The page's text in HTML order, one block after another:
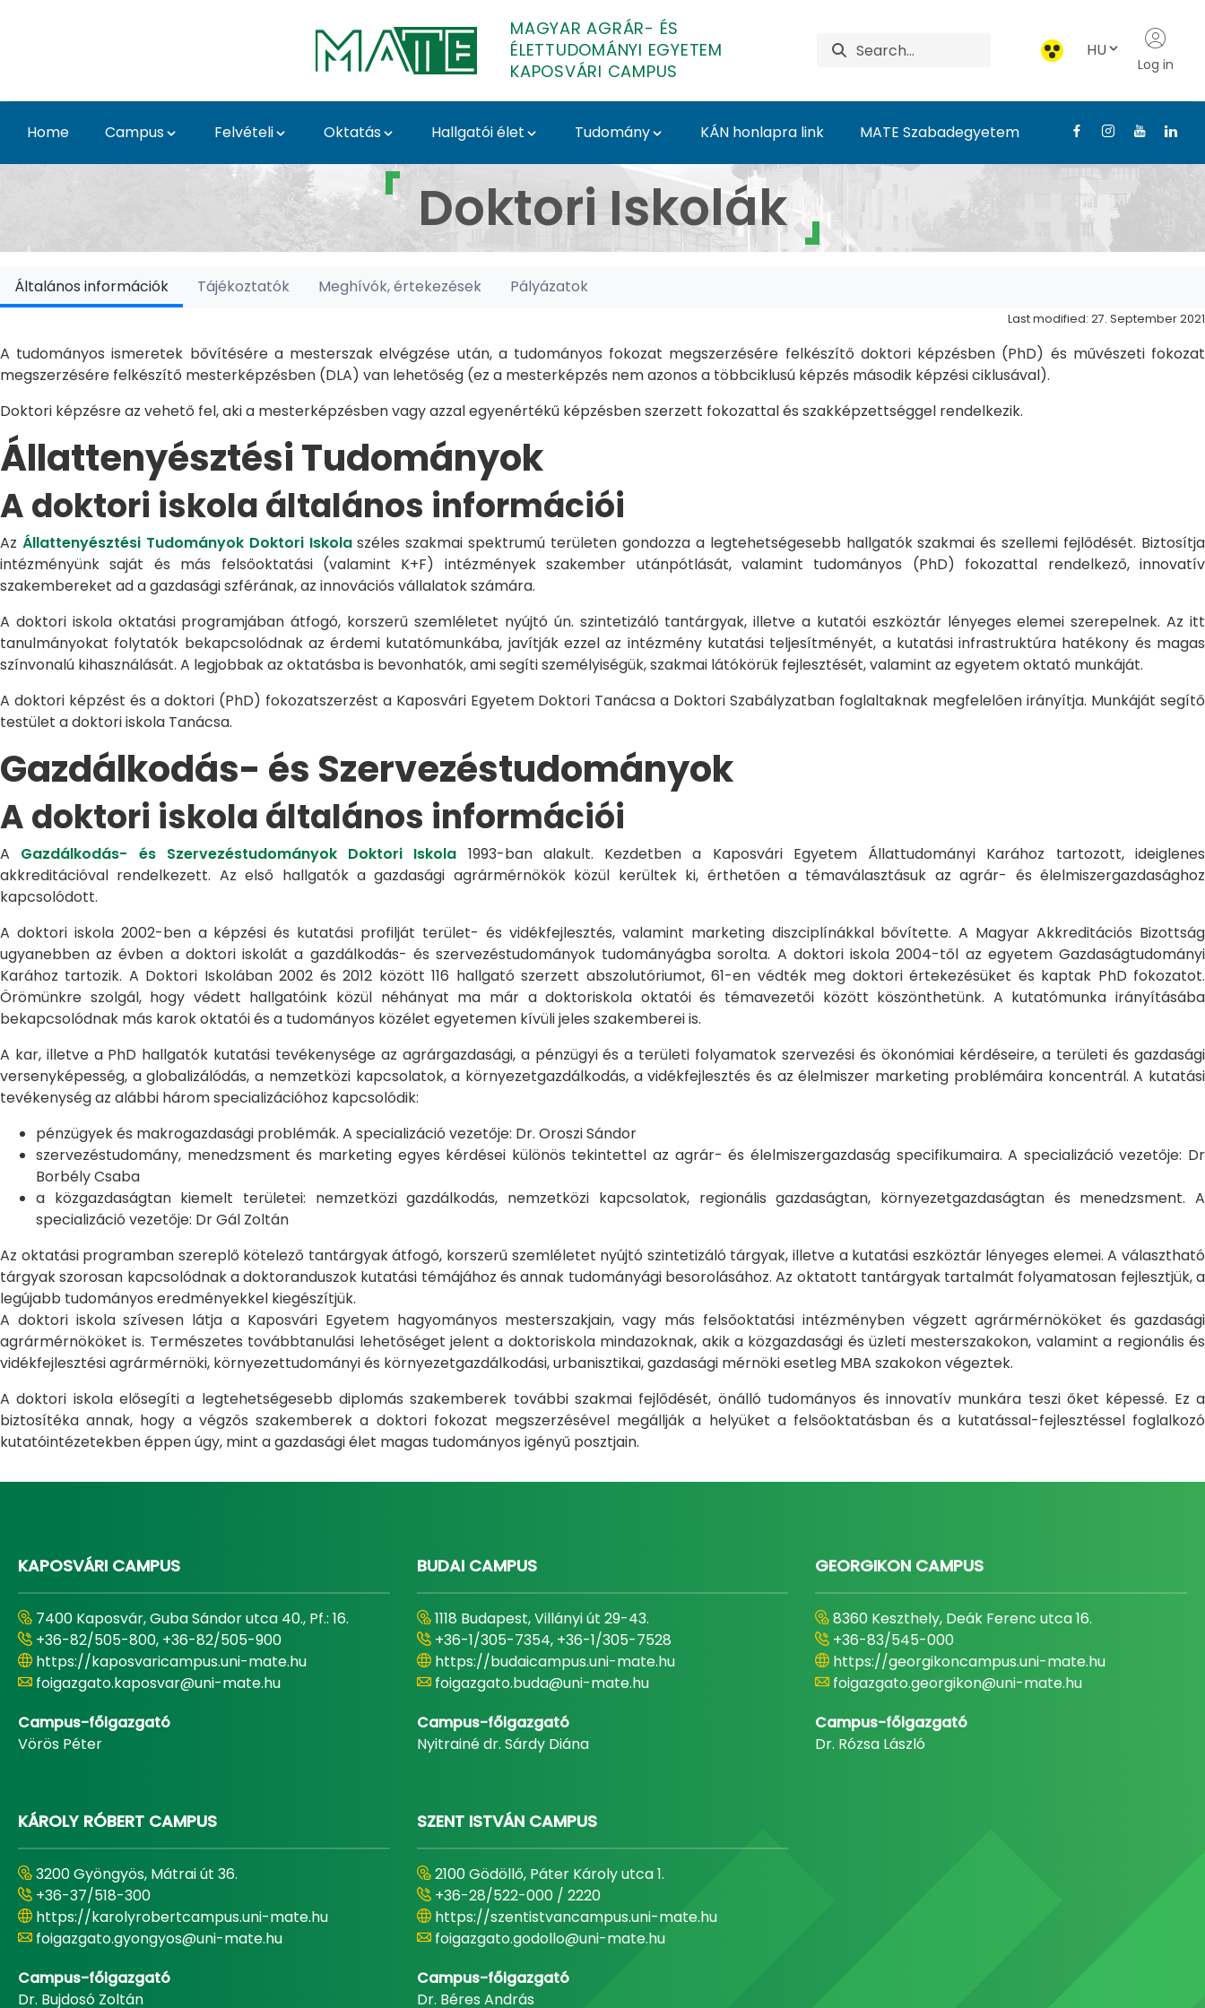
MAGYAR AGRÁR- ÉS
ÉLETTUDOMÁNYI EGYETEM
KAPOSVÁRI CAMPUS
HU
Log in
Home Campus Felvételi Oktatás Hallgatói élet Tudomány KÁN honlapra link MATE Szabadegyetem
Doktori Iskolák - Kaposvári Campus
Doktori Iskolák
Általános információk Tájékoztatók Meghívók, értekezések Pályázatok
Last modified: 27. September 2021
A tudományos ismeretek bővítésére a mesterszak elvégzése után, a tudományos fokozat megszerzésére felkészítő doktori képzésben (PhD) és művészeti fokozat
megszerzésére felkészítő mesterképzésben (DLA) van lehetőség (ez a mesterképzés nem azonos a többciklusú képzés második képzési ciklusával).
Doktori képzésre az vehető fel, aki a mesterképzésben vagy azzal egyenértékű képzésben szerzett fokozattal és szakképzettséggel rendelkezik.
Állattenyésztési Tudományok
A doktori iskola általános információi
Az Állattenyésztési Tudományok Doktori Iskolaszéles szakmai spektrumú területen gondozza a legtehetségesebb hallgatók szakmai és szellemi fejlődését. Biztosítja
intézményünk saját és más felsőoktatási (valamint K+F) intézmények szakember utánpótlását, valamint tudományos (PhD) fokozattal rendelkező, innovatív
szakembereket ad a gazdasági szférának, az innovációs vállalatok számára.
A doktori iskola oktatási programjában átfogó, korszerű szemléletet nyújtó ún. szintetizáló tantárgyak, illetve a kutatói eszköztár lényeges elemei szerepelnek. Az itt
tanulmányokat folytatók bekapcsolódnak az érdemi kutatómunkába, javítják ezzel az intézmény kutatási teljesítményét, a kutatási infrastruktúra hatékony és magas
színvonalú kihasználását. A legjobbak az oktatásba is bevonhatók, ami segíti személyiségük, szakmai látókörük fejlesztését, valamint az egyetem oktató munkáját.
A doktori képzést és a doktori (PhD) fokozatszerzést a Kaposvári Egyetem Doktori Tanácsa a Doktori Szabályzatban foglaltaknak megfelelően irányítja. Munkáját segítő
testület a doktori iskola Tanácsa.
Gazdálkodás- és Szervezéstudományok
A doktori iskola általános információi
A Gazdálkodás- és Szervezéstudományok Doktori Iskola 1993-ban alakult. Kezdetben a Kaposvári Egyetem Állattudományi Karához tartozott, ideiglenes
akkreditációval rendelkezett. Az első hallgatók a gazdasági agrármérnökök közül kerültek ki, érthetően a témaválasztásuk az agrár- és élelmiszergazdasághoz
kapcsolódott.
A doktori iskola 2002-ben a képzési és kutatási profilját terület- és vidékfejlesztés, valamint marketing diszciplínákkal bővítette. A Magyar Akkreditációs Bizottság
ugyanebben az évben a doktori iskolát a gazdálkodás- és szervezéstudományok tudományágba sorolta. A doktori iskola 2004-től az egyetem Gazdaságtudományi
Karához tartozik. A Doktori Iskolában 2002 és 2012 között 116 hallgató szerzett abszolutóriumot, 61-en védték meg doktori értekezésüket és kaptak PhD fokozatot.
Örömünkre szolgál, hogy védett hallgatóink közül néhányat ma már a doktoriskola oktatói és témavezetői között köszönthetünk. A kutatómunka irányításába
bekapcsolódnak más karok oktatói és a tudományos közélet egyetemen kívüli jeles szakemberei is.
A kar, illetve a PhD hallgatók kutatási tevékenysége az agrárgazdasági, a pénzügyi és a területi folyamatok szervezési és ökonómiai kérdéseire, a területi és gazdasági
versenyképesség, a globalizálódás, a nemzetközi kapcsolatok, a környezetgazdálkodás, a vidékfejlesztés és az élelmiszer marketing problémáira koncentrál. A kutatási
tevékenység az alábbi három specializációhoz kapcsolódik:
pénzügyek és makrogazdasági problémák. A specializáció vezetője: Dr. Oroszi Sándor
szervezéstudomány, menedzsment és marketing egyes kérdései különös tekintettel az agrár- és élelmiszergazdaság specifikumaira. A specializáció vezetője: Dr
Borbély Csaba
a közgazdaságtan kiemelt területei: nemzetközi gazdálkodás, nemzetközi kapcsolatok, regionális gazdaságtan, környezetgazdaságtan és menedzsment. A
specializáció vezetője: Dr Gál Zoltán
Az oktatási programban szereplő kötelező tantárgyak átfogó, korszerű szemléletet nyújtó szintetizáló tárgyak, illetve a kutatási eszköztár lényeges elemei. A választható
tárgyak szorosan kapcsolódnak a doktoranduszok kutatási témájához és annak tudományági besorolásához. Az oktatott tantárgyak tartalmát folyamatosan fejlesztjük, a
legújabb tudományos eredményekkel kiegészítjük.
A doktori iskola szívesen látja a Kaposvári Egyetem hagyományos mesterszakjain, vagy más felsőoktatási intézményben végzett agrármérnököket és gazdasági
agrármérnököket is. Természetes továbbtanulási lehetőséget jelent a doktoriskola mindazoknak, akik a közgazdasági és üzleti mesterszakokon, valamint a regionális és
vidékfejlesztési agrármérnöki, környezettudományi és környezetgazdálkodási, urbanisztikai, gazdasági mérnöki esetleg MBA szakokon végeztek.
A doktori iskola elősegíti a legtehetségesebb diplomás szakemberek további szakmai fejlődését, önálló tudományos és innovatív munkára teszi őket képessé. Ez a
biztosítéka annak, hogy a végzős szakemberek a doktori fokozat megszerzésével megállják a helyüket a felsőoktatásban és a kutatással-fejlesztéssel foglalkozó
kutatóintézetekben éppen úgy, mint a gazdasági élet magas tudományos igényű posztjain.
KAPOSVÁRI CAMPUS
7400 Kaposvár, Guba Sándor utca 40., Pf.: 16.
+36-82/505-800, +36-82/505-900
https://kaposvaricampus.uni-mate.hu
foigazgato.kaposvar@uni-mate.hu
Campus-főigazgató
Vörös Péter
BUDAI CAMPUS
1118 Budapest, Villányi út 29-43.
+36-1/305-7354, +36-1/305-7528
https://budaicampus.uni-mate.hu
foigazgato.buda@uni-mate.hu
Campus-főigazgató
Nyitrainé dr. Sárdy Diána
GEORGIKON CAMPUS
8360 Keszthely, Deák Ferenc utca 16.
+36-83/545-000
https://georgikoncampus.uni-mate.hu
foigazgato.georgikon@uni-mate.hu
Campus-főigazgató
Dr. Rózsa László
KÁROLY RÓBERT CAMPUS
3200 Gyöngyös, Mátrai út 36.
+36-37/518-300
https://karolyrobertcampus.uni-mate.hu
foigazgato.gyongyos@uni-mate.hu
Campus-főigazgató
Dr. Bujdosó Zoltán
SZENT ISTVÁN CAMPUS
2100 Gödöllő, Páter Károly utca 1.
+36-28/522-000 / 2220
https://szentistvancampus.uni-mate.hu
foigazgato.godollo@uni-mate.hu
Campus-főigazgató
Dr. Béres András